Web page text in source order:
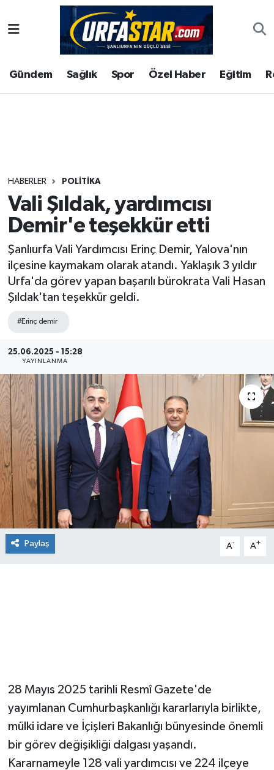
Gündem Sağlık Spor Özel Haber Eğitim
HABERLER POLITIKA
Vali Şıldak, yardımcısı
Demir'e teşekkür etti
Şanlıurfa Vali Yardımcısı Erinç Demir, Yalova'nın
ilçesine kaymakam olarak atandı. Yaklaşık 3 yıldır
Urfa'da görev yapan başarılı bürokrata Vali Hasan
Şıldak'tan teşekkür geldi.
#Erinç demir
25.06.2025 - 15:28
YAYINLANMA
Paylaş A- A+
28 Mayıs 2025 tarihli Resmî Gazete'de
yayımlanan Cumhurbaşkanlığı kararlarıyla birlikte,
mülki idare ve İçişleri Bakanlığı bünyesinde önemli
bir görev değişikliği dalgası yaşandı.
Kararnameyle 128 vali yardımcısı ve 224 ilçeye
ASAYİS
ÇEVRE
Gündem
Kültür
Magazin
Şanlıurfa Nöbetçi Eczaneler
Şanlıurfa Hava Durumu
Tüm Manşetler
Son Dakika Haberleri
Haber Arşivi